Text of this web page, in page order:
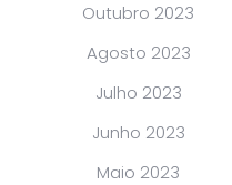
Outubro 2023
Agosto 2023
Julho 2023
Junho 2023
Maio 2023